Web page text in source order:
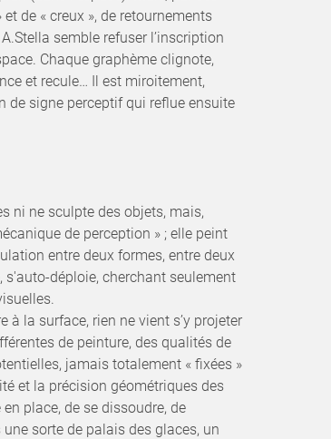
de « creux », de retournements
semble refuser l’inscription
Chaque graphème clignote,
et recule… Il est miroitement,
de signe perceptif qui reflue ensuite
ni ne sculpte des objets, mais,
de perception » ; elle peint
entre deux formes, entre deux
déploie, cherchant seulement
à la surface, rien ne vient s’y projeter
de peinture, des qualités de
jamais totalement « fixées »
et la précision géométriques des
place, de se dissoudre, de
sorte de palais des glaces, un